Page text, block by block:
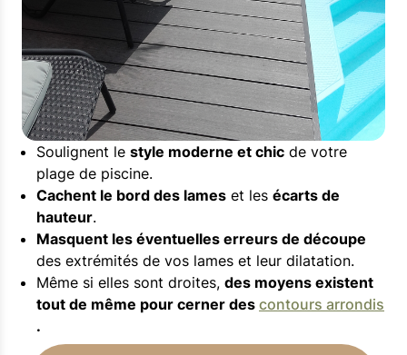
Soulignent le style moderne et chic de votre
plage de piscine.
Cachent le bord des lames et les écarts de
hauteur.
Masquent les éventuelles erreurs de découpe
des extrémités de vos lames et leur dilatation.
Même si elles sont droites, des moyens existent
tout de même pour cerner des contours arrondis
.